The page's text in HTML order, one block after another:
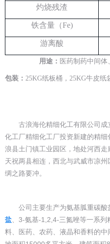
灼烧残渣
铁含量（Fe)
游离酸
用途： 医药制药中间体
包装： 25KG纸板桶 ， 25KG牛皮纸
古浪海伦精细化工有限公司
化工厂精细化工厂投资新建的精
浪县土门镇工业园区，地处河西走
天祝两县相连，西北与武威市凉
绸之路要冲。
公司主要生产为氨基胍重碳酸
盐 、3-氨基-1,2,4-三氮唑等一系
料、医药、农药、液晶和香料的